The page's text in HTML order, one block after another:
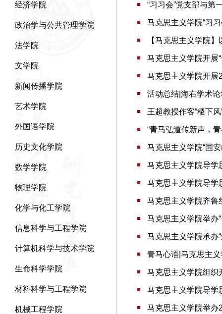
经济学院
政治学与公共管理学院
法学院
文学院
新闻传播学院
艺术学院
外国语学院
历史文化学院
数学学院
物理学院
化学与化工学院
信息科学与工程学院
计算机科学与技术学院
生命科学学院
材料科学与工程学院
机械工程学院
“习习会”党支部与第
马克思主义学院“习
【马克思主义学院
马克思主义学院开展
马克思主义学院开展
活动总结|海右学术
王超教授作客“稷下
“青马弘道传新声，
马克思主义学院“国
马克思主义学院导学
马克思主义学院导学
马克思主义学院齐鲁
马克思主义学院举办
马克思主义学院承办
青马心语|马克思主义
马克思主义学院组织
马克思主义学院导学
马克思主义学院举办